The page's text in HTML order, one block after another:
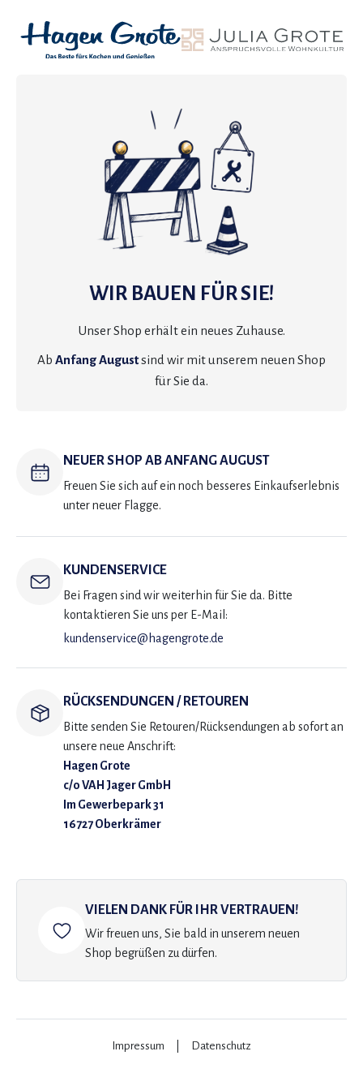
WIR BAUEN FÜR SIE!
Unser Shop erhält ein neues Zuhause.
Ab Anfang Augustsind wir mit unserem neuen Shop
für Sie da.
NEUER SHOP AB ANFANG AUGUST
Freuen Sie sich auf ein noch besseres Einkaufserlebnis
unter neuer Flagge.
KUNDENSERVICE
Bei Fragen sind wir weiterhin für Sie da. Bitte
kontaktieren Sie uns per E-Mail:
kundenservice@hagengrote.de
RÜCKSENDUNGEN / RETOUREN
Bitte senden Sie Retouren/Rücksendungen ab sofort an
unsere neue Anschrift:
Hagen Grote
c/o VAH Jager GmbH
Im Gewerbepark 31
16727 Oberkrämer
VIELEN DANK FÜR IHR VERTRAUEN!
Wir freuen uns, Sie bald in unserem neuen
Shop begrüßen zu dürfen.
Impressum Datenschutz